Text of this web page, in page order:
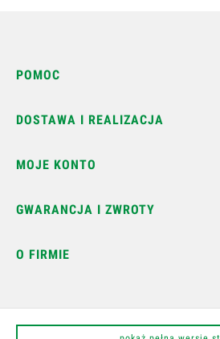
POMOC
DOSTAWA I REALIZACJA
MOJE KONTO
GWARANCJA I ZWROTY
O FIRMIE